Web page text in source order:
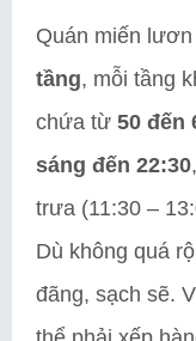
Quán miến lươn
tầng, mỗi tầng
chứa từ 50 đến
sáng đến 22:30
trưa (11:30 –
Dù không quá
đãng, sạch sẽ.